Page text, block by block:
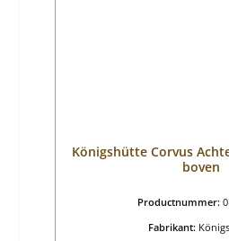
Königshütte Corvus
boven
Productnummer:
Fabrikant: